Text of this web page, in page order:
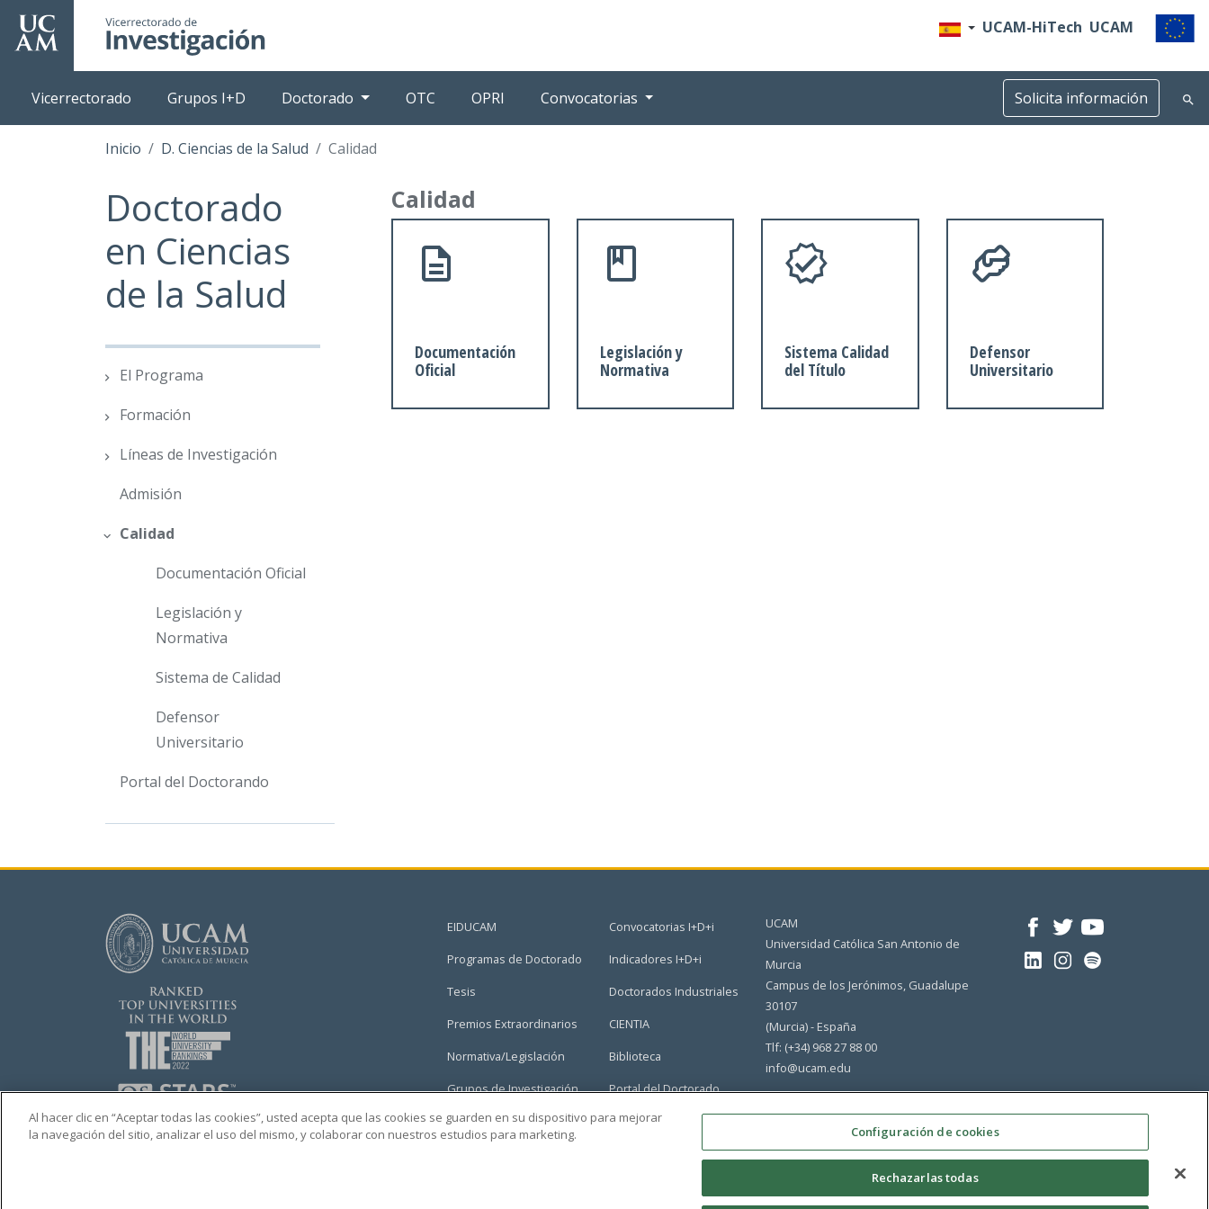
Pasar
principal
UCAM-HiTech UCAM
Vicerrectorado Grupos I+D Doctorado OTC OPRI Convocatorias Solicita información
Inicio D. Ciencias de la Salud Calidad
Doctorado
en Ciencias
de la Salud
El Programa
Formación
Líneas de Investigación
Admisión
Calidad
Documentación Oficial
Legislación y
Normativa
Sistema de Calidad
Defensor
Universitario
Portal del Doctorando
Calidad
Documentación
Oficial
Legislación y
Normativa
Sistema Calidad
del Título
Defensor
Universitario
EIDUCAM
Programas de Doctorado
Tesis
Premios Extraordinarios
Normativa/Legislación
Grupos de Investigación
Convocatorias I+D+i
Indicadores I+D+i
Doctorados Industriales
CIENTIA
Biblioteca
Portal del Doctorado
UCAM
Universidad Católica San Antonio de
Murcia
Campus de los Jerónimos, Guadalupe
30107
(Murcia) - España
Tlf: (+34) 968 27 88 00
info@ucam.edu
Al hacer clic en “Aceptar todas las cookies”, usted acepta que las cookies se guarden en su dispositivo para mejorar
la navegación del sitio, analizar el uso del mismo, y colaborar con nuestros estudios para marketing.
Configuración de cookies
Rechazarlas todas